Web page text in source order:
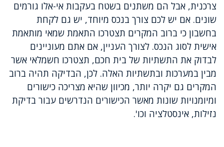
צרכנית, אבל הם משתנים בשטח בעקבות אי-אלו גורמים
שונים. אם יש לכם צורך בנכס מיוחד, יש גם לקחת
בחשבון כי ברוב המקרים תצטרכו התאמת שמאי מותאמת
אישית לסוג הנכס. לצורך העניין, אם אתם מעוניינים
לבדוק את התשתיות של בית חכם, תצטרכו חשמלאי אשר
מבין במערכות ובתשתיות האלה. לכן, הבדיקה תהיה ברוב
המקרים גם יקרה יותר, מכיוון שהיא מצריכה כישורים
ומיומנויות שונות מאשר הכישורים הנדרשים עבור בדיקת
נזילות, אינסטלציה וכו'.